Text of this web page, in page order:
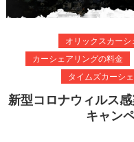
オリックスカーシ
カーシェアリングの料金
タイムズカーシ
新型コロナウィルス
キャン